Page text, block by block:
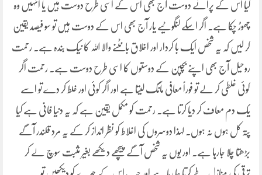
کیا اس کے پرانے دوست آج بھی اس کے اسی طرح دوست ہیں یا انہیں وہ
چھوڑ چکا ہے۔ اگر اسکے لنگوٹیے یار آج بھی اس کے دوست ہیں تو سو فیصد یقین
کر لیں کہ یہ شخص ایک با کردار اور اخلاق بانٹنے والا اللہ کا نیک بندہ ہے۔ رحمت
روحیل آج بھی اپنے بچپن کے دوستوں کا اسی طرح دوست ہے۔ رحمت اگر
کوئی غلطی کر لے تو فوراً معافی مانگ لیتا ہے اور اگر کوئی اور غلط کر دے تو اسے
یک دم معاف کر دیا کرتا ہے۔ رحمت کو مکمل یقین ہے کہ یہ دنیا فانی ہے کیا
پتہ کل ہوں نہ ہوں۔ لہذا دوسروں کی اغلاط کو نظر انداز کر کے یہ مرد قلندر آگے
بڑھتا چلا جارہا ہے۔ اور یوں یہ شخص آگے پیچھے دیکھے بغیر مثبت سوچ لے کر